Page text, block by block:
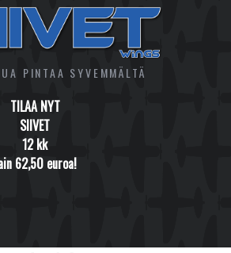
PINTAA SYVEMMÄLTÄ
TILAA NYT
SIIVET
12 kk
62,50 euroa!